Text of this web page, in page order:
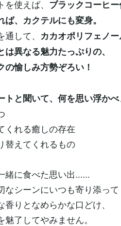
使えば、 ブラックコーヒー
、カクテルにも変身。
して、 カカオポリフェノ
異なる魅力たっぷりの、
愉しみ方勢ぞろい！
トと聞いて、何を思い浮かべ
くれる癒しの存在
替えてくれるもの
緒に食べた思い出......
なシーンにいつも寄り添って
りとなめらかな口どけ、
了してやみません。